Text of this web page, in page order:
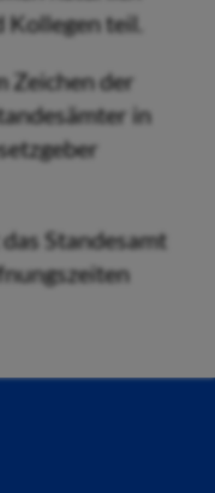
Kollegen teil.
Zeichen der
in
Standesamt